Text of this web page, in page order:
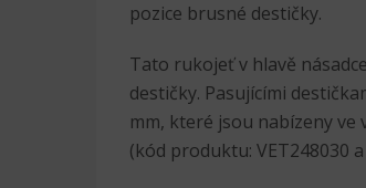
pozice brusné destičky.
Tato rukojeť v hlavě
destičky. Pasujícími
mm, které jsou nabízeny
(kód produktu: VET248030 a